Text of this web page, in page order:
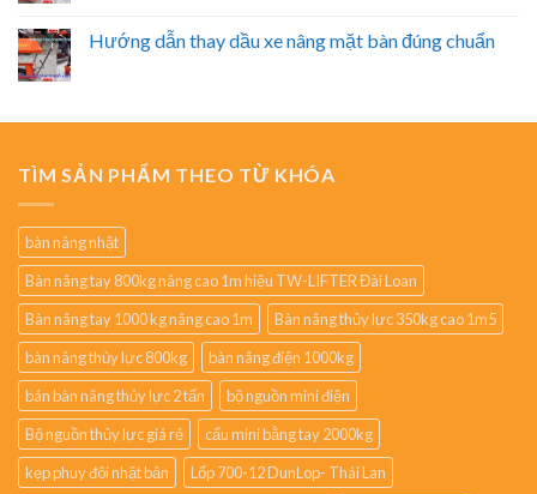
Hướng dẫn thay dầu xe nâng mặt bàn đúng chuẩn
TÌM SẢN PHẨM THEO TỪ KHÓA
bàn nâng nhật
Bàn nâng tay 800kg nâng cao 1m hiệu TW-LIFTER Đài Loan
Bàn nâng tay 1000 kg nâng cao 1m
Bàn nâng thủy lực 350kg cao 1m5
bàn nâng thủy lực 800kg
bàn nâng điện 1000kg
bán bàn nâng thủy lực 2 tấn
bộ nguồn mini điện
Bộ nguồn thủy lực giá rẻ
cẩu mini bằng tay 2000kg
kẹp phuy đôi nhật bản
Lốp 700-12 DunLop- Thái Lan